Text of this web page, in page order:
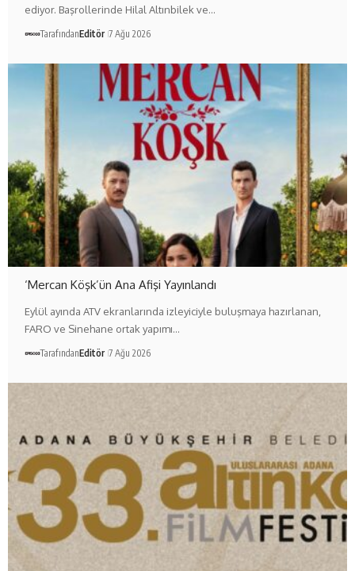
ediyor. Başrollerinde Hilal Altınbilek ve…
TarafındanEditör 7 Ağu 2026
‘Mercan Köşk’ün Ana Afişi Yayınlandı
Eylül ayında ATV ekranlarında izleyiciyle buluşmaya hazırlanan,
FARO ve Sinehane ortak yapımı…
TarafındanEditör 7 Ağu 2026